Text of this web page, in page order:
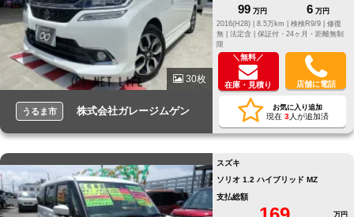
30枚
うるま市 株式会社ガレージムゲン
99 万円 6 万円
2016(H28) |
8.5万km | 検検R9/9 | 修復
無 | 法定含 | 保証付・24ヶ月・距離無制
限
＼無料／
在庫・見積り 店舗に電話
お気に入り追加
現在 3人が追加済
スズキ
ソリオ 1.2 ハイブリッド MZ
支払総額
万円